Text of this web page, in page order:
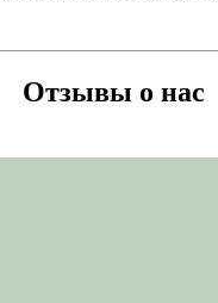
Отзывы о нас